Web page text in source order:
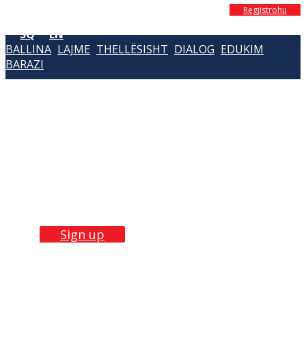
SQ EN
Regjistrohu
BALLINA LAJME THELLËSISHT DIALOG EDUKIM
BARAZI
Sign up